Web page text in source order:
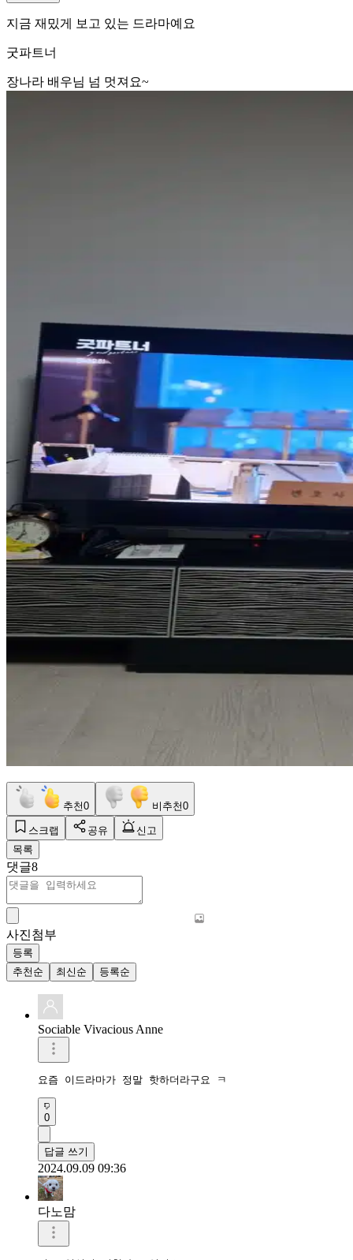
지금 재밌게 보고 있는 드라마예요
굿파트너
장나라 배우님 넘 멋져요~
추천0 비추천0
스크랩 공유
신고
목록
댓글8
사진첨부
등록
추천순
최신순 등록순
Sociable Vivacious Anne
요즘 이드라마가 정말 핫하더라구요 ㅋ
0
답글 쓰기
2024.09.09 09:36
다노맘